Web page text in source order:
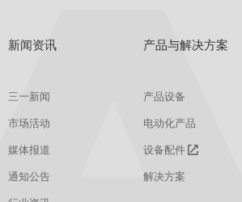
新闻资讯
三一新闻
市场活动
媒体报道
通知公告
产品与解决方案
产品设备
电动化产品
设备配件
解决方案